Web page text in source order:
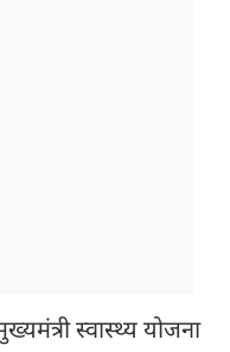
स्वास्थ्य योजना